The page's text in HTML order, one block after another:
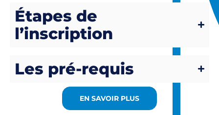
Étapes de
l’inscription
Les pré-requis
EN SAVOIR PLUS